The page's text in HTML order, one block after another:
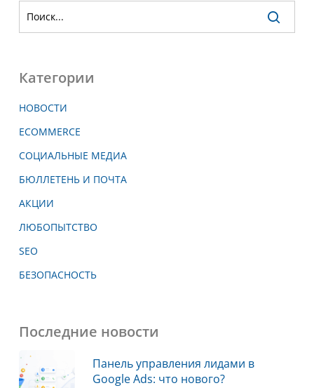
Категории
НОВОСТИ
ECOMMERCE
СОЦИАЛЬНЫЕ МЕДИА
БЮЛЛЕТЕНЬ И ПОЧТА
АКЦИИ
ЛЮБОПЫТСТВО
SEO
БЕЗОПАСНОСТЬ
Последние новости
Панель управления лидами в
Google Ads: что нового?